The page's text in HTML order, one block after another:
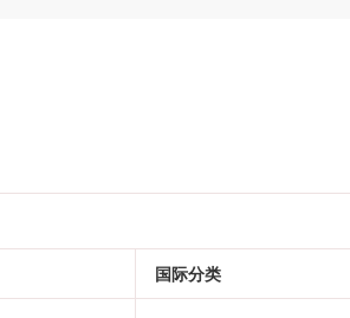
国际分类